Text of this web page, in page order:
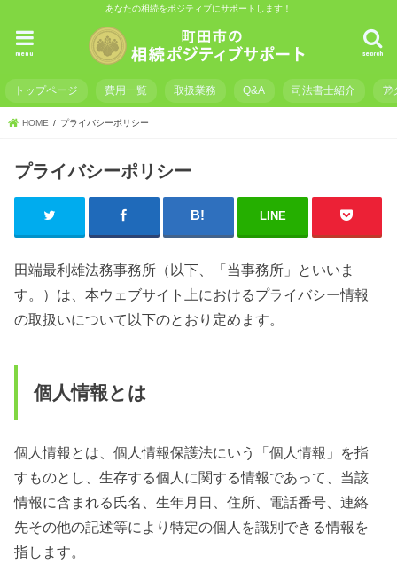
あなたの相続をポジティブにサポートします！
search
menu
トップページ 費用一覧 取扱業務 Q&A 司法書士紹介 ア
HOME プライバシーポリシー
プライバシーポリシー
LINE
田端最利雄法務事務所（以下、「当事務所」といいま
す。）は、本ウェブサイト上におけるプライバシー情報
の取扱いについて以下のとおり定めます。
個人情報とは
個人情報とは、個人情報保護法にいう「個人情報」を指
すものとし、生存する個人に関する情報であって、当該
情報に含まれる氏名、生年月日、住所、電話番号、連絡
先その他の記述等により特定の個人を識別できる情報を
指します。